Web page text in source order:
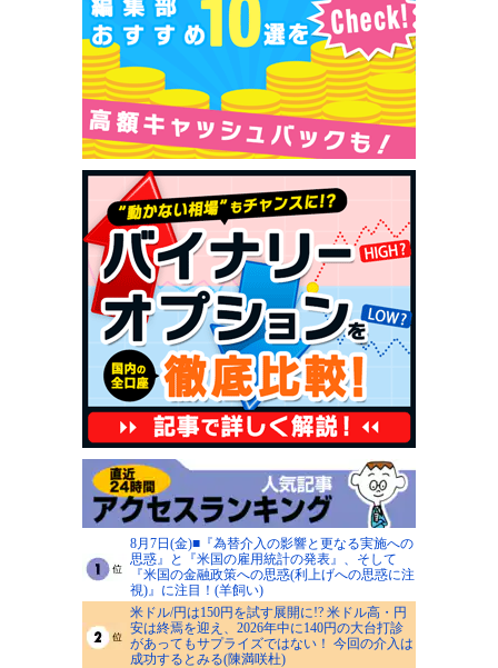
8月7日(金)■『為替介入の影響と更なる実施への
思惑』と『米国の雇用統計の発表』、そして
『米国の金融政策への思惑(利上げへの思惑に注
視)』に注目！(羊飼い)
米ドル/円は150円を試す展開に!? 米ドル高・円
安は終焉を迎え、2026年中に140円の大台打診
があってもサプライズではない！ 今回の介入は
成功するとみる(陳満咲杜)